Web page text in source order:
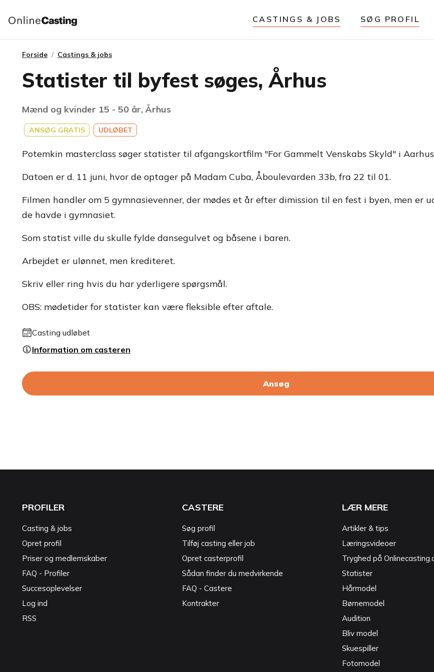
CASTINGS & JOBS SØG PROFIL
Forside Castings & jobs
Statister til byfest søges, Århus
Mænd og kvinder 15 - 50 år, Århus
ANSØG GRATIS UDLØBET
Potemkin masterclass søger statister til afgangskortfilm "For Gammelt Venskabs Skyld" i
Datoen er d. 11 juni, hvor de optager på Madam Cuba, Åboulevarden 33b, fra 22 til 01.
Filmen handler om 5 gymnasievenner, der mødes et år efter dimission til en fest i byen, men er
de havde i gymnasiet.
Som statist ville du skulle fylde dansegulvet og båsene i baren.
Arbejdet er ulønnet, men krediteret.
Skriv eller ring hvis du har yderligere spørgsmål.
OBS: mødetider for statister kan være fleksible efter aftale.
Casting udløbet
Information om casteren
Ansøg
PROFILER
Casting & jobs
Opret profil
Priser og medlemskaber
FAQ - Profiler
Succesoplevelser
Log ind
RSS
CASTERE
Søg profil
Tilføj casting eller job
Opret casterprofil
Sådan finder du medvirkende
FAQ - Castere
Kontrakter
LÆR MERE
Artikler & tips
Læringsvideoer
Tryghed på
Statister
Hårmodel
Børnemodel
Audition
Bliv model
Skuespiller
Fotomodel